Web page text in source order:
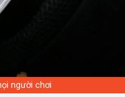
người chơi